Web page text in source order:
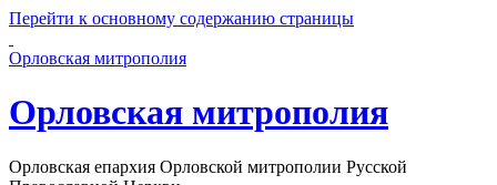
Перейти к основному содержанию страницы
Орловская митрополия
Орловская митрополия
Орловская епархия Орловской митрополии Русской